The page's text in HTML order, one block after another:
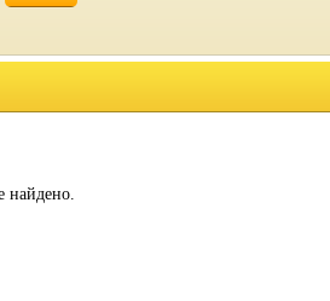
найдено.